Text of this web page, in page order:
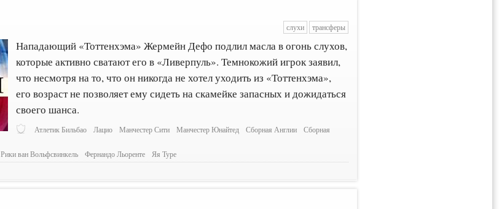
слухи трансферы
Нападающий «Тоттенхэма» Жермейн Дефо подлил масла в огонь слухов,
которые активно сватают его в «Ливерпуль». Темнокожий игрок заявил,
что несмотря на то, что он никогда не хотел уходить из «Тоттенхэма»,
его возраст не позволяет ему сидеть на скамейке запасных и дожидаться
своего шанса.
Атлетик Бильбао Лацио Манчестер Сити Манчестер Юнайтед Сборная Англии
Сборная
Рики ван Вольфсвинкель Фернандо Льоренте Яя Туре